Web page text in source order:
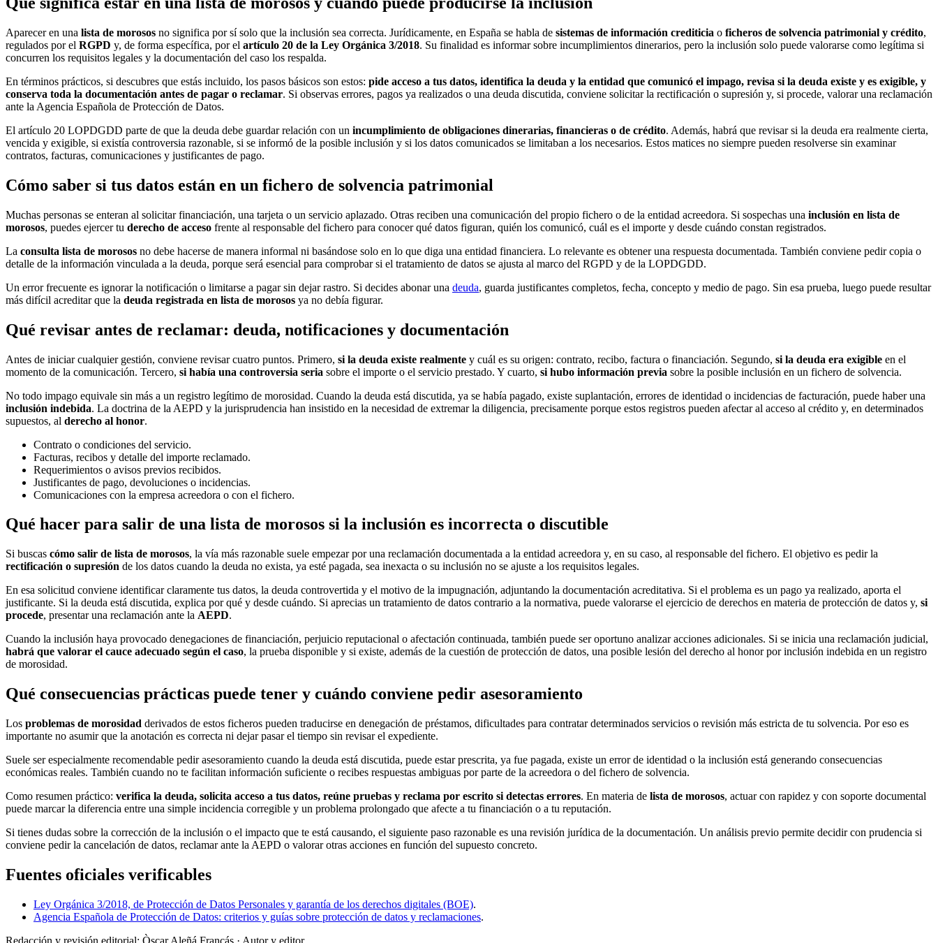
Aparecer en una lista de morosos no significa por sí solo que la inclusión sea correcta. Jurídicamente, en España se habla de sistemas de información crediticia o ficheros de solvencia patrimonial y crédito,
regulados por el RGPD y, de forma específica, por el artículo 20 de la Ley Orgánica 3/2018. Su finalidad es informar sobre incumplimientos dinerarios, pero la inclusión solo puede valorarse como legítima si
concurren los requisitos legales y la documentación del caso los respalda.
En términos prácticos, si descubres que estás incluido, los pasos básicos son estos: pide acceso a tus datos, identifica la deuda y la entidad que comunicó el impago, revisa si la deuda existe y es exigible, y
conserva toda la documentación antes de pagar o reclamar. Si observas errores, pagos ya realizados o una deuda discutida, conviene solicitar la rectificación o supresión y, si procede, valorar una reclamación
ante la Agencia Española de Protección de Datos.
El artículo 20 LOPDGDD parte de que la deuda debe guardar relación con un incumplimiento de obligaciones dinerarias, financieras o de crédito. Además, habrá que revisar si la deuda era realmente cierta,
vencida y exigible, si existía controversia razonable, si se informó de la posible inclusión y si los datos comunicados se limitaban a los necesarios. Estos matices no siempre pueden resolverse sin examinar
contratos, facturas, comunicaciones y justificantes de pago.
Cómo saber si tus datos están en un fichero de solvencia patrimonial
Muchas personas se enteran al solicitar financiación, una tarjeta o un servicio aplazado. Otras reciben una comunicación del propio fichero o de la entidad acreedora. Si sospechas una inclusión en lista de
morosos, puedes ejercer tu derecho de acceso frente al responsable del fichero para conocer qué datos figuran, quién los comunicó, cuál es el importe y desde cuándo constan registrados.
La consulta lista de morosos no debe hacerse de manera informal ni basándose solo en lo que diga una entidad financiera. Lo relevante es obtener una respuesta documentada. También conviene pedir copia o
detalle de la información vinculada a la deuda, porque será esencial para comprobar si el tratamiento de datos se ajusta al marco del RGPD y de la LOPDGDD.
Un error frecuente es ignorar la notificación o limitarse a pagar sin dejar rastro. Si decides abonar una deuda, guarda justificantes completos, fecha, concepto y medio de pago. Sin esa prueba, luego puede resultar
más difícil acreditar que la deuda registrada en lista de morosos ya no debía figurar.
Qué revisar antes de reclamar: deuda, notificaciones y documentación
Antes de iniciar cualquier gestión, conviene revisar cuatro puntos. Primero, si la deuda existe realmente y cuál es su origen: contrato, recibo, factura o financiación. Segundo, si la deuda era exigible en el
momento de la comunicación. Tercero, si había una controversia seria sobre el importe o el servicio prestado. Y cuarto, si hubo información previa sobre la posible inclusión en un fichero de solvencia.
No todo impago equivale sin más a un registro legítimo de morosidad. Cuando la deuda está discutida, ya se había pagado, existe suplantación, errores de identidad o incidencias de facturación, puede haber una
inclusión indebida. La doctrina de la AEPD y la jurisprudencia han insistido en la necesidad de extremar la diligencia, precisamente porque estos registros pueden afectar al acceso al crédito y, en determinados
supuestos, al derecho al honor.
Contrato o condiciones del servicio.
Facturas, recibos y detalle del importe reclamado.
Requerimientos o avisos previos recibidos.
Justificantes de pago, devoluciones o incidencias.
Comunicaciones con la empresa acreedora o con el fichero.
Qué hacer para salir de una lista de morosos si la inclusión es incorrecta o discutible
Si buscas cómo salir de lista de morosos, la vía más razonable suele empezar por una reclamación documentada a la entidad acreedora y, en su caso, al responsable del fichero. El objetivo es pedir la
rectificación o supresión de los datos cuando la deuda no exista, ya esté pagada, sea inexacta o su inclusión no se ajuste a los requisitos legales.
En esa solicitud conviene identificar claramente tus datos, la deuda controvertida y el motivo de la impugnación, adjuntando la documentación acreditativa. Si el problema es un pago ya realizado, aporta el
justificante. Si la deuda está discutida, explica por qué y desde cuándo. Si aprecias un tratamiento de datos contrario a la normativa, puede valorarse el ejercicio de derechos en materia de protección de datos y, si
procede, presentar una reclamación ante la AEPD.
Cuando la inclusión haya provocado denegaciones de financiación, perjuicio reputacional o afectación continuada, también puede ser oportuno analizar acciones adicionales. Si se inicia una reclamación judicial,
habrá que valorar el cauce adecuado según el caso, la prueba disponible y si existe, además de la cuestión de protección de datos, una posible lesión del derecho al honor por inclusión indebida en un registro
de morosidad.
Qué consecuencias prácticas puede tener y cuándo conviene pedir asesoramiento
Los problemas de morosidad derivados de estos ficheros pueden traducirse en denegación de préstamos, dificultades para contratar determinados servicios o revisión más estricta de tu solvencia. Por eso es
importante no asumir que la anotación es correcta ni dejar pasar el tiempo sin revisar el expediente.
Suele ser especialmente recomendable pedir asesoramiento cuando la deuda está discutida, puede estar prescrita, ya fue pagada, existe un error de identidad o la inclusión está generando consecuencias
económicas reales. También cuando no te facilitan información suficiente o recibes respuestas ambiguas por parte de la acreedora o del fichero de solvencia.
Como resumen práctico: verifica la deuda, solicita acceso a tus datos, reúne pruebas y reclama por escrito si detectas errores. En materia de lista de morosos, actuar con rapidez y con soporte documental
puede marcar la diferencia entre una simple incidencia corregible y un problema prolongado que afecte a tu financiación o a tu reputación.
Si tienes dudas sobre la corrección de la inclusión o el impacto que te está causando, el siguiente paso razonable es una revisión jurídica de la documentación. Un análisis previo permite decidir con prudencia si
conviene pedir la cancelación de datos, reclamar ante la AEPD o valorar otras acciones en función del supuesto concreto.
Fuentes oficiales verificables
Ley Orgánica 3/2018, de Protección de Datos Personales y garantía de los derechos digitales (BOE).
Agencia Española de Protección de Datos: criterios y guías sobre protección de datos y reclamaciones.
Redacción y revisión editorial: Òscar Aleñá Francás · Autor y editor